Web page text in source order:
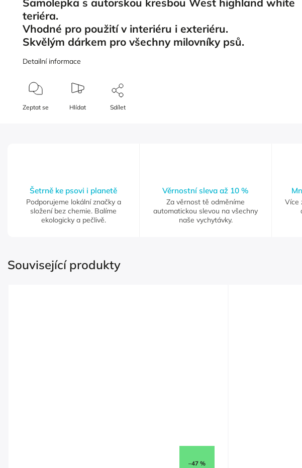
teriéra.
Vhodné pro použití v interiéru i exteriéru.
Skvělým dárkem pro všechny milovníky psů.
Detailní informace
Zeptat se Hlídat Sdílet
Šetrně ke psovi i planetě
Podporujeme lokální značky a
složení bez chemie. Balíme
ekologicky a pečlivě.
Věrnostní sleva až 10 %
Za věrnost tě odměníme
automatickou slevou na všechny
naše vychytávky.
Více
Související produkty
–47 %